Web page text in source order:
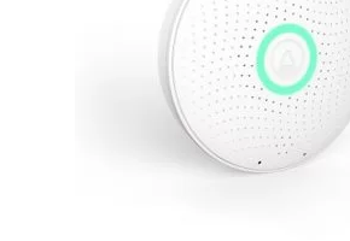
Prelucrarea datelor cu caracter personal